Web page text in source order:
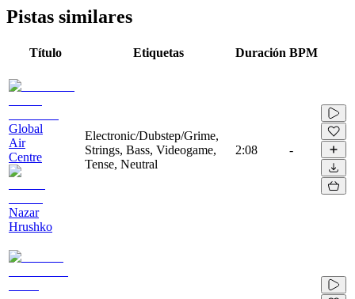
Pistas similares
Título Etiquetas Duración BPM
Global
Air
Centre
Nazar
Hrushko
Electronic/Dubstep/Grime,
Strings, Bass, Videogame,
Tense, Neutral
2:08 -